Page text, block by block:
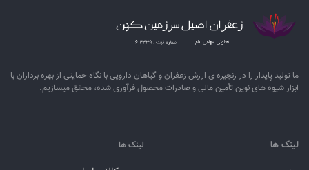
ما تولید پایدار را در زنجیره ­ی­ ارزش زعفران و گیاهان دارویی با نگاه حمایتی از بهره برداران با
ابزار شیوه­ های نوین تأمین مالی و صادرات محصول فرآوری شده، محقق می­سازیم.
لینک ها لینک ها